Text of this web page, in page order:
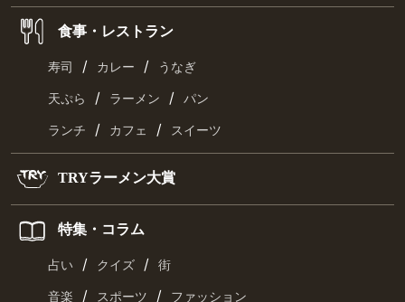
食事・レストラン
寿司 / カレー / うなぎ
天ぷら / ラーメン / パン
ランチ / カフェ / スイーツ
TRYラーメン大賞
特集・コラム
占い / クイズ / 街
音楽 / スポーツ / ファッション